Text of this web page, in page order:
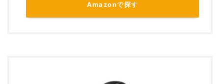
Amazonで探す